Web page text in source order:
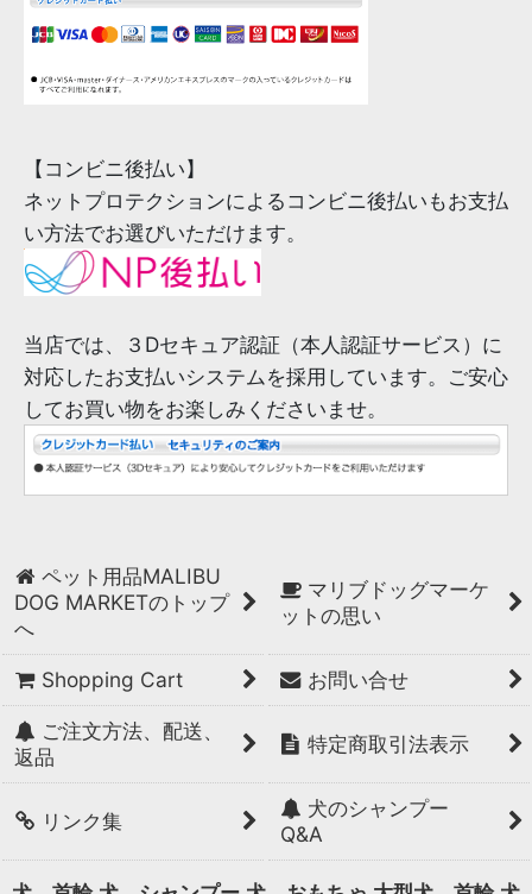
【コンビニ後払い】
ネットプロテクションによるコンビニ後払いもお支払
い方法でお選びいただけます。
当店では、３Dセキュア認証（本人認証サービス）に
対応したお支払いシステムを採用しています。ご安心
してお買い物をお楽しみくださいませ。
ペット用品MALIBU
DOG MARKETのトップ
へ
マリブドッグマーケ
ットの思い
Shopping Cart お問い合せ
ご注文方法、配送、
返品
特定商取引法表示
リンク集
犬のシャンプー
Q&A